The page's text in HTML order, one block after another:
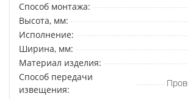
Способ монтажа:
Высота, мм:
Исполнение:
Ширина, мм:
Материал изделия:
Способ передачи
извещения: